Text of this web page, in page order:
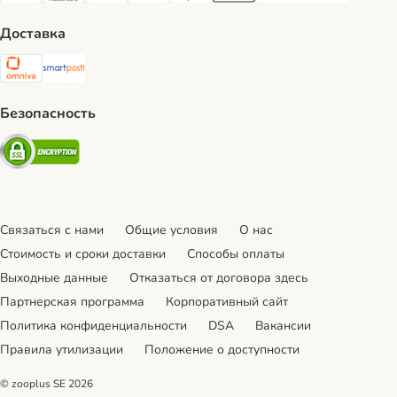
Доставка
Omniva Shipping Method
SmartPosti Shipping Method
Безопасность
Security
Связаться с нами Общие условия
О нас
Стоимость и сроки доставки
Cпособы оплаты
Выходные данные
Отказаться от договора здесь
Партнерская программа
Корпоративный сайт
Политика конфиденциальности
DSA
Вакансии
Правила утилизации
Положение о доступности
© zooplus SE 2026